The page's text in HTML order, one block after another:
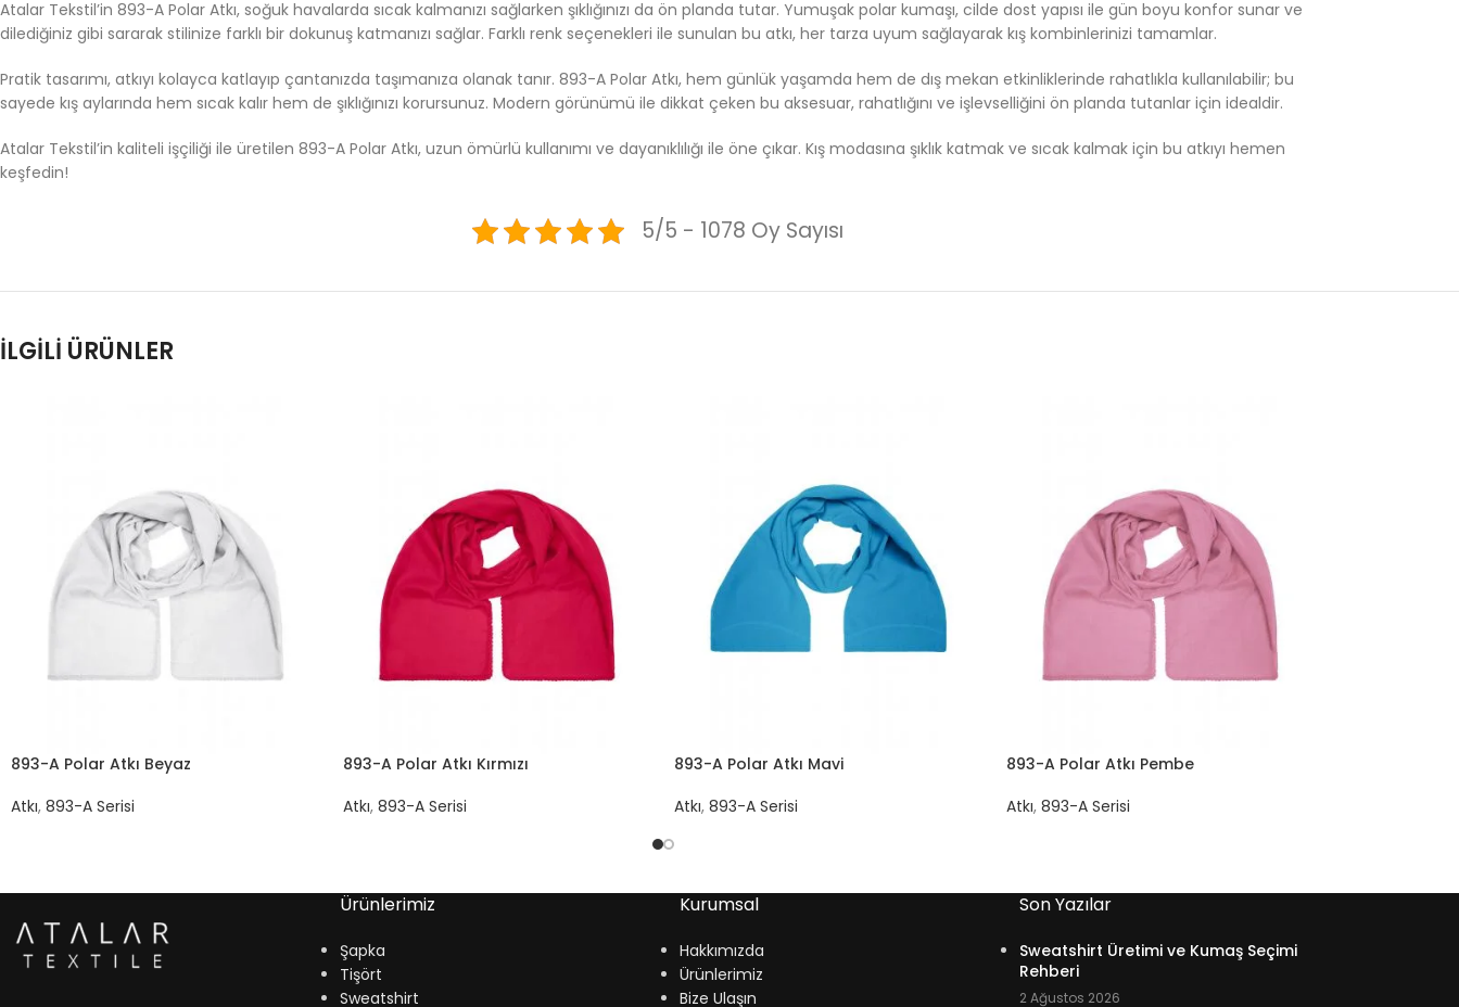
Atalar Tekstil’in 893-A Polar Atkı, soğuk havalarda sıcak kalmanızı sağlarken şıklığınızı da ön planda tutar. Yumuşak polar kumaşı, cilde dost yapısı ile gün boyu konfor sunar ve
dilediğiniz gibi sararak stilinize farklı bir dokunuş katmanızı sağlar. Farklı renk seçenekleri ile sunulan bu atkı, her tarza uyum sağlayarak kış kombinlerinizi tamamlar.
Pratik tasarımı, atkıyı kolayca katlayıp çantanızda taşımanıza olanak tanır. 893-A Polar Atkı, hem günlük yaşamda hem de dış mekan etkinliklerinde rahatlıkla kullanılabilir; bu
sayede kış aylarında hem sıcak kalır hem de şıklığınızı korursunuz. Modern görünümü ile dikkat çeken bu aksesuar, rahatlığını ve işlevselliğini ön planda tutanlar için idealdir.
Atalar Tekstil’in kaliteli işçiliği ile üretilen 893-A Polar Atkı, uzun ömürlü kullanımı ve dayanıklılığı ile öne çıkar. Kış modasına şıklık katmak ve sıcak kalmak için bu atkıyı hemen
keşfedin!
5/5 - 1078 Oy Sayısı
İLGILI ÜRÜNLER
893-A Polar Atkı Beyaz
Atkı, 893-A Serisi
893-A Polar Atkı Kırmızı
Atkı, 893-A Serisi
893-A Polar Atkı Mavi
Atkı, 893-A Serisi
893-A Polar Atkı Pembe
Atkı, 893-A Serisi
Ürünlerimiz
Şapka
Tişört
Sweatshirt
Kurumsal
Hakkımızda
Ürünlerimiz
Bize Ulaşın
Son Yazılar
Sweatshirt Üretimi ve Kumaş Seçimi
Rehberi
2 Ağustos 2026